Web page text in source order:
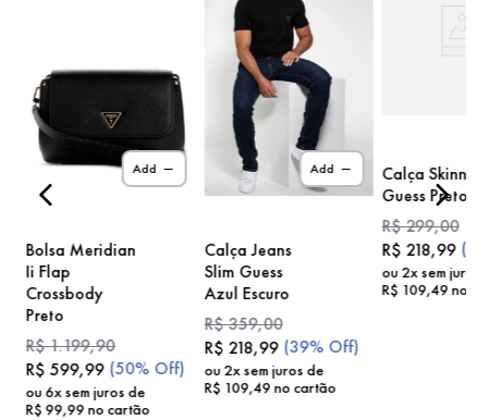
Add
Bolsa Meridian
Ii Flap
Crossbody
Preto
R$1.199,90
R$ 599,99 (50% Off)
ou 6x sem juros de
R$ 99,99no cartão
Add
Calça Jeans
Slim Guess
Azul Escuro
R$359,00
R$ 218,99 (39% Off)
ou2x sem juros de
R$ 109,49no cartão
Calça Skinny
Guess Preto
R$299,00
R$ 218,99 (
ou 2x sem juros
R$ 109,49no